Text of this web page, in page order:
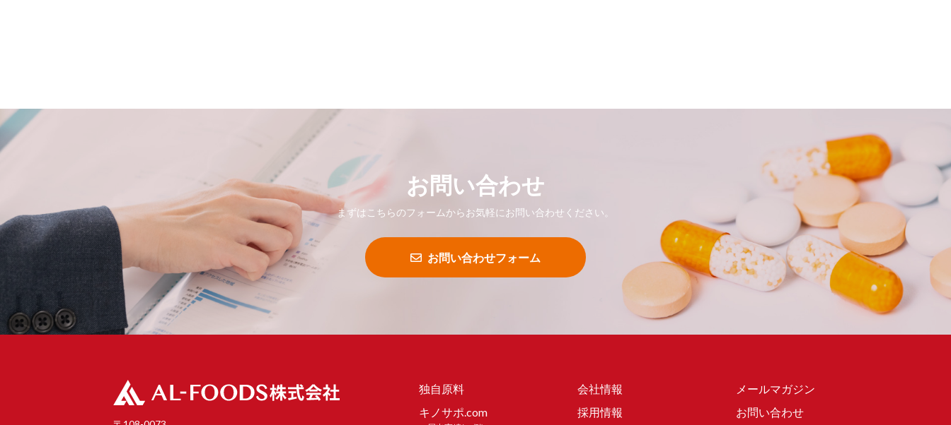
お問い合わせ
まずはこちらのフォームからお気軽にお問い合わせください。
お問い合わせフォーム
独自原料
キノサポ.com
会社情報
採用情報
メールマガジン
お問い合わせ